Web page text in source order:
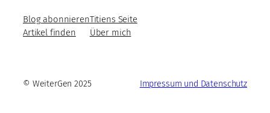
Blog abonnieren
Artikel finden
Titiens Seite
Über mich
© WeiterGen 2025 Impressum und Datenschutz